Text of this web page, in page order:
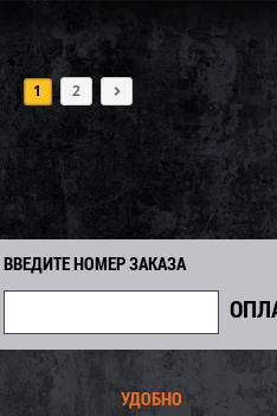
1 2
ВВЕДИТЕ НОМЕР ЗАКАЗА
УДОБНО